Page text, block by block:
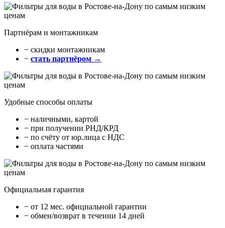
Партнёрам и монтажникам
− cкидки монтажникам
− стать партнёром →
Удобные способы оплаты
− наличными, картой
− при получении РНД/КРД
− по счёту от юр.лица с НДС
− оплата частями
Официальная гарантия
− от 12 мес. официальной гарантии
− обмен/возврат в течении 14 дней